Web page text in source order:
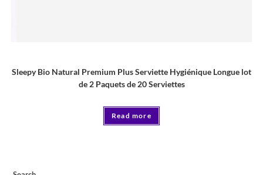
Sleepy Bio Natural Premium Plus Serviette Hygiénique Longue lot
de 2 Paquets de 20 Serviettes
Read more